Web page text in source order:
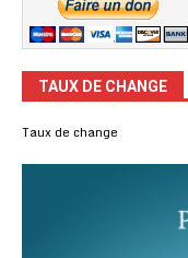
TAUX DE CHANGE
Taux de change